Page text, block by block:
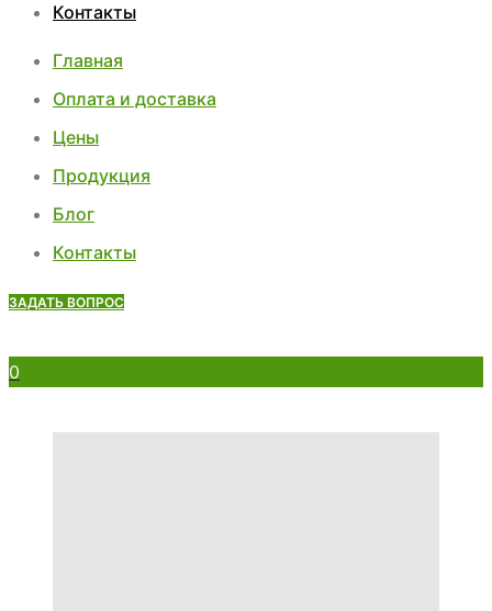
Контакты
Главная
Оплата и доставка
Цены
Продукция
Блог
Контакты
ЗАДАТЬ ВОПРОС
0